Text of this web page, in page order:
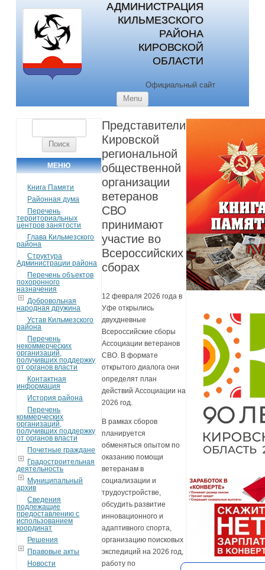
АДМИНИСТРАЦИЯ
КИЛЬМЕЗСКОГО
РАЙОНА
КИРОВСКОЙ
ОБЛАСТИ
Официальный сайт
Menu
МЕНЮ
Книга Памяти
Районная дума
Перечень
территориальных
центров занятости
Глава Кильмезского
района
Структура
Администрации района
Перечень объектов
похоронного
назначения
Добровольная
народная дружина
Устав Кильмезского
района
Перечень
некоммерческих
организаций,
получивших поддержку
от органов власти
Контактная
информация
История района
Перечень
коммерческих
организаций,
получивших поддержку
от органов власти
Почетные граждане
Градостроительная
деятельность
Муниципальный
архив
Сведения
подлежащие
предоставлению с
использованием
координат
Решения
Правовые акты
Новости
Представители
Кировской
региональной
общественной
организации
ветеранов
СВО
принимают
участие во
Всероссийских
сборах
12 февраля 2026 года в
Уфе открылись
двухдневные
Всероссийские сборы
Ассоциации ветеранов
СВО. В формате
открытого диалога они
определят план
действий Ассоциации на
2026 год.
В рамках сборов
планируется
обменяться опытом по
оказанию помощи
ветеранам в
социализации и
трудоустройстве,
обсудить развитие
инновационного и
адаптивного спорта,
организацию поисковых
экспедиций на 2026 год,
работу по